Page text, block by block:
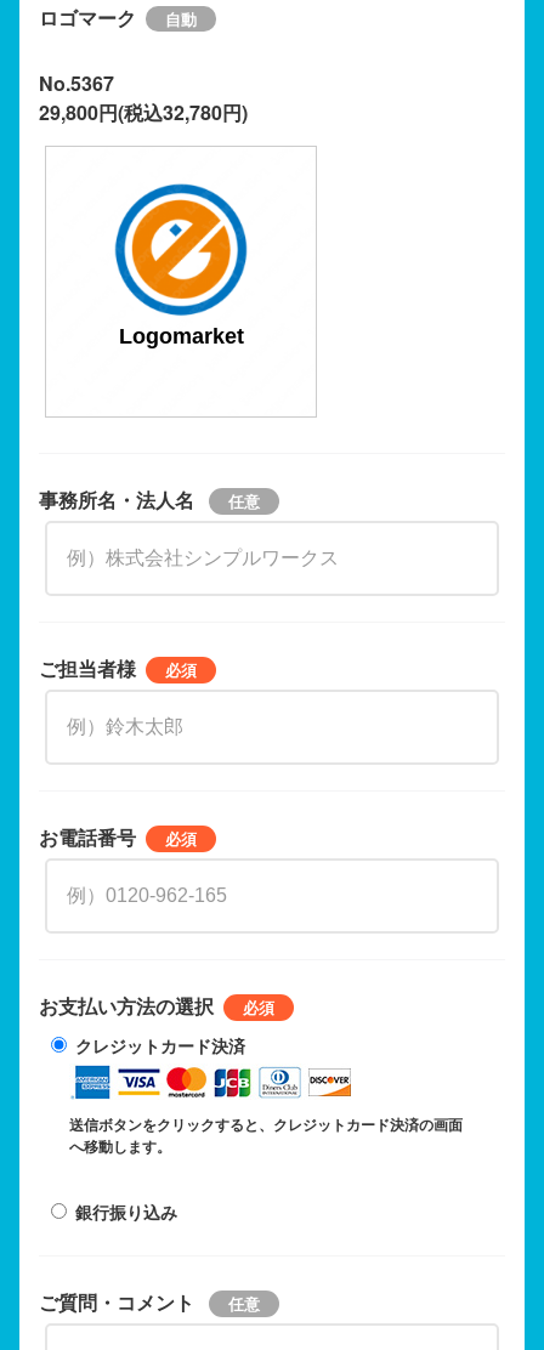
ロゴマーク
No.5367
29,800円(税込32,780円)
Logomarket
事務所名・法人名
ご担当者様
お電話番号
お支払い方法の選択
クレジットカード決済
送信ボタンをクリックすると、クレジットカード決済の画面
へ移動します。
銀行振り込み
ご質問・コメント